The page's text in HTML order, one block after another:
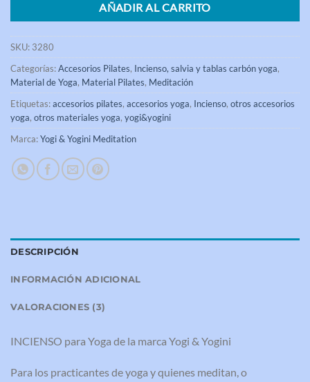
AÑADIR AL CARRITO
SKU: 3280
Categorías:Accesorios Pilates, Incienso, salvia y tablas carbón yoga,
Material de Yoga, Material Pilates, Meditación
Etiquetas:accesorios pilates, accesorios yoga, Incienso, otros accesorios
yoga, otros materiales yoga, yogi&yogini
Marca:Yogi & Yogini Meditation
DESCRIPCIÓN
INFORMACIÓN ADICIONAL
VALORACIONES (3)
INCIENSO para Yoga de la marca Yogi & Yogini
Para los practicantes de yoga y quienes meditan, o